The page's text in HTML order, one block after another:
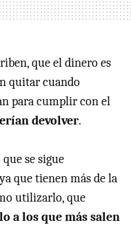
que el dinero es
quitar cuando
para cumplir con el
devolver.
se sigue
que tienen más de la
utilizarlo, que
a los que más salen